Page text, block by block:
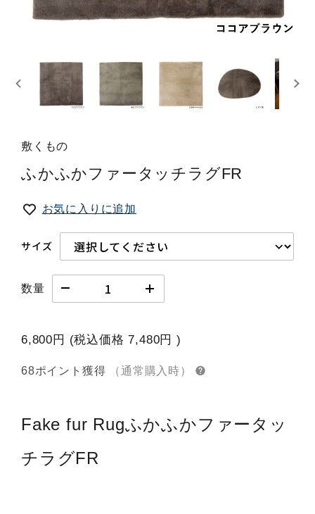
敷くもの
ふかふかファータッチラグFR
お気に入りに追加
サイズ
数量
6,800円 (税込価格7,480円 )
68ポイント獲得 （通常購入時）
Fake fur Rugふかふかファータッ
チラグFR